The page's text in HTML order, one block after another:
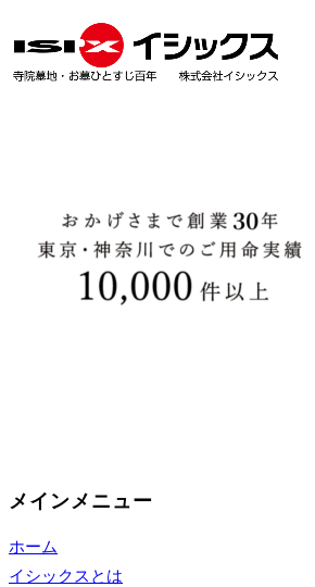
メインメニュー
ホーム
イシックスとは